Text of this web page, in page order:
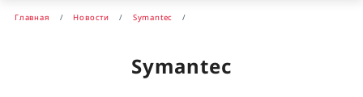
Главная Новости Symantec
Symantec